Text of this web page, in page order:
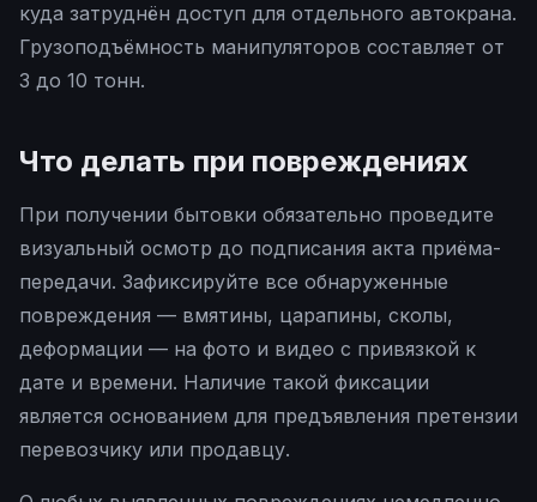
куда затруднён доступ для отдельного автокрана.
Грузоподъёмность манипуляторов составляет от
3 до 10 тонн.
Что делать при повреждениях
При получении бытовки обязательно проведите
визуальный осмотр до подписания акта приёма-
передачи. Зафиксируйте все обнаруженные
повреждения — вмятины, царапины, сколы,
деформации — на фото и видео с привязкой к
дате и времени. Наличие такой фиксации
является основанием для предъявления претензии
перевозчику или продавцу.